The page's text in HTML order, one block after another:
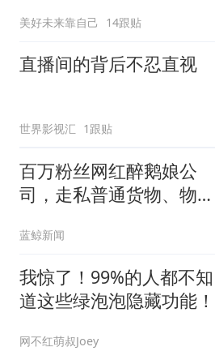
美好未来靠自己 14跟贴
直播间的背后不忍直视
世界影视汇 1跟贴
百万粉丝网红醉鹅娘公
司，走私普通货物、物品
售额上亿元
蓝鲸新闻
我惊了！99%的人都不知
道这些绿泡泡隐藏功能！
网不红萌叔Joey